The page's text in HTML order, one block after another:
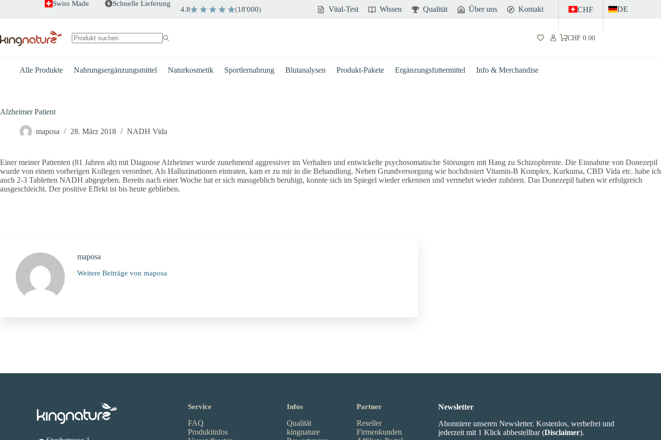
Swiss Made Schnelle Lieferung
4.8 (18'000) Vital-Test Wissen Qualität Über uns Kontakt CHF DE
Warenkorb
CHF0.00
Alle Produkte Nahrungsergänzungsmittel Naturkosmetik Sportlernahrung Blutanalysen Produkt-Pakete Ergänzungsfuttermittel Info & Merchandise
Alzheimer Patient
maposa 28. März 2018 NADH Vida
Einer meiner Patienten (81 Jahren alt) mit Diagnose Alzheimer wurde zunehmend aggressiver im Verhalten und entwickelte psychosomatische Störungen mit Hang zu Schizophrenie. Die Einnahme von Donezepil
wurde von einem vorherigen Kollegen verordnet. Als Halluzinationen eintraten, kam er zu mir in die Behandlung. Neben Grundversorgung wie hochdosiert Vitamin-B Komplex, Kurkuma, CBD Vida etc. habe ich
auch 2-3 Tabletten NADH abgegeben. Bereits nach einer Woche hat er sich massgeblich beruhigt, konnte sich im Spiegel wieder erkennen und vermehrt wieder zuhören. Das Donezepil haben wir erfolgreich
ausgeschleicht. Der positive Effekt ist bis heute geblieben.
maposa
Weitere Beiträge von maposa
Service
FAQ
Produktinfos
Infos
Qualität
kingnature
Partner
Reseller
Firmenkunden
Newsletter
Abonniere unseren Newsletter. Kostenlos, werbefrei und
jederzeit mit 1 Klick abbestellbar (Disclaimer).